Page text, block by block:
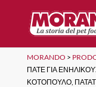
MORANDO >
ΠΑΤΈ ΓΙΑ
ΚΟΤΌΠΟΥΛΟ,